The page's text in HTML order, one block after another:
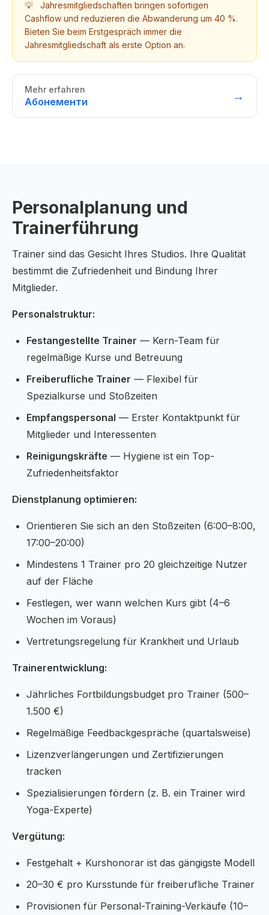
💡
Jahresmitgliedschaften bringen sofortigen
Cashflow und reduzieren die Abwanderung um 40 %.
Bieten Sie beim Erstgespräch immer die
Jahresmitgliedschaft als erste Option an.
Mehr erfahren
Абонементи →
Personalplanung und
Trainerführung
Trainer sind das Gesicht Ihres Studios. Ihre Qualität
bestimmt die Zufriedenheit und Bindung Ihrer
Mitglieder.
Personalstruktur:
Festangestellte Trainer — Kern-Team für
regelmäßige Kurse und Betreuung
Freiberufliche Trainer — Flexibel für
Spezialkurse und Stoßzeiten
Empfangspersonal — Erster Kontaktpunkt für
Mitglieder und Interessenten
Reinigungskräfte — Hygiene ist ein Top-
Zufriedenheitsfaktor
Dienstplanung optimieren:
Orientieren Sie sich an den Stoßzeiten (6:00–8:00,
17:00–20:00)
Mindestens 1 Trainer pro 20 gleichzeitige Nutzer
auf der Fläche
Festlegen, wer wann welchen Kurs gibt (4–6
Wochen im Voraus)
Vertretungsregelung für Krankheit und Urlaub
Trainerentwicklung:
Jährliches Fortbildungsbudget pro Trainer (500–
1.500 €)
Regelmäßige Feedbackgespräche (quartalsweise)
Lizenzverlängerungen und Zertifizierungen
tracken
Spezialisierungen fördern (z. B. ein Trainer wird
Yoga-Experte)
Vergütung:
Festgehalt + Kurshonorar ist das gängigste Modell
20–30 € pro Kursstunde für freiberufliche Trainer
Provisionen für Personal-Training-Verkäufe (10–